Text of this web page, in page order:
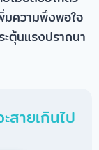
พิ่มความพึงพอใจ
ตุ้นแรงปราถนา
ายเกินไป